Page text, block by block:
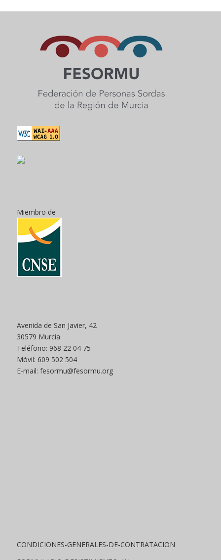
Miembro de
Avenida de San Javier, 42
30579 Murcia
Teléfono: 968 22 04 75
Móvil: 609 502 504
E-mail: fesormu@fesormu.org
CONDICIONES-GENERALES-DE-CONTRATACION